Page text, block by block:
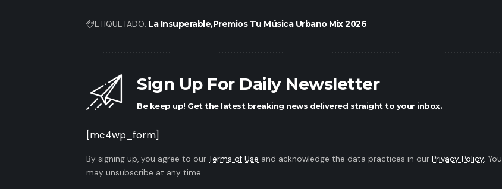
ETIQUETADO: La InsuperablePremios Tu Música Urbano Mix 2026
Sign Up For Daily Newsletter
Be keep up! Get the latest breaking news delivered straight to your inbox.
[mc4wp_form]
By signing up, you agree to our Terms of Use and acknowledge the data practices in our Privacy Policy. You
may unsubscribe at any time.